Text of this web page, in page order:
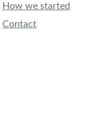
How we started
Contact